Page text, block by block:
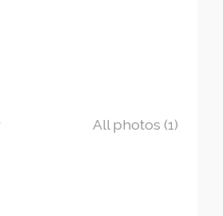
All photos (1)